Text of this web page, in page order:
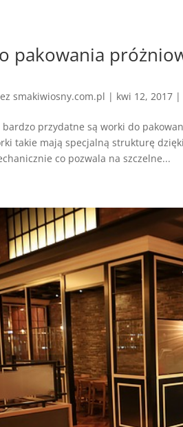
pakowania
smakiwiosny.com.pl | kwi 12, 2017
przydatne są worki do
takie mają specjalną strukturę
co pozwala na szczelne...